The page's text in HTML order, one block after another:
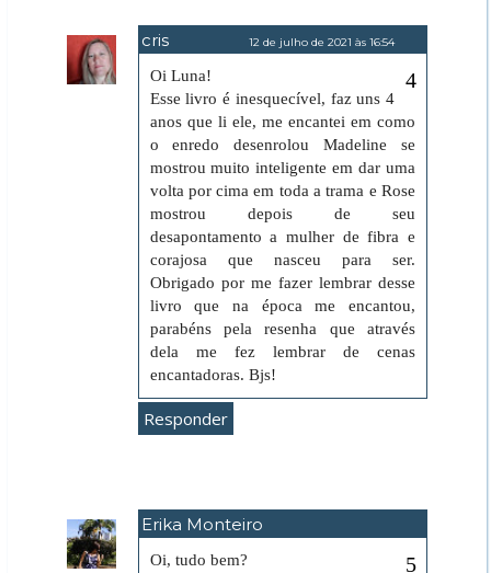
cris 12 de julho de 2021 às 16:54
Oi Luna!
Esse livro é inesquecível, faz uns 4
anos que li ele, me encantei em como
o enredo desenrolou Madeline se
mostrou muito inteligente em dar uma
volta por cima em toda a trama e Rose
mostrou depois de seu
desapontamento a mulher de fibra e
corajosa que nasceu para ser.
Obrigado por me fazer lembrar desse
livro que na época me encantou,
parabéns pela resenha que através
dela me fez lembrar de cenas
encantadoras. Bjs!
Responder
Erika Monteiro
Oi, tudo bem?